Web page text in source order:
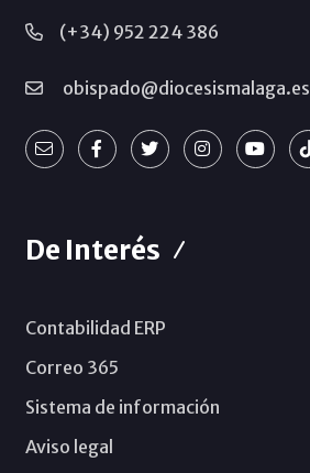
(+34) 952 224 386
obispado@diocesismalaga.es
De Interés
Contabilidad ERP
Correo 365
Sistema de información
Aviso legal